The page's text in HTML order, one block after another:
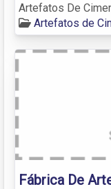
Artefatos De
Artefatos de
Fábrica De